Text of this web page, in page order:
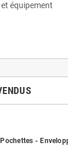
équipement
Pochettes -